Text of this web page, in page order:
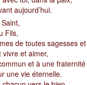
aujourd’hui.
Fils,
de toutes sagesses
vivre et aimer,
et à une
une vie éternelle.